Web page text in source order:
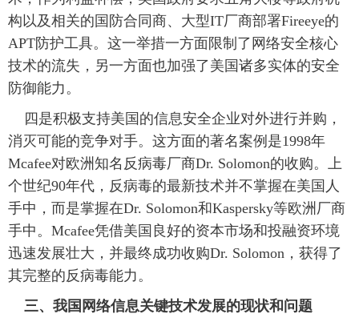
构以及相关的国防合同商、大型IT厂商部署Fireeye的
APT防护工具。这一举措一方面限制了网络安全核心
技术的流失，另一方面也加强了美国诸多实体的安全
防御能力。
四是积极支持美国的信息安全企业对外进行并购，
消灭可能的竞争对手。这方面的著名案例是1998年
Mcafee对欧洲知名反病毒厂商Dr. Solomon的收购。上
个世纪90年代，反病毒的最新技术并不掌握在美国人
手中，而是掌握在Dr. Solomon和Kaspersky等欧洲厂商
手中。Mcafee凭借美国良好的资本市场和投融资环境
迅速发展壮大，并最终成功收购Dr. Solomon，获得了
其完整的反病毒能力。
三、我国网络信息关键技术发展的现状和问题